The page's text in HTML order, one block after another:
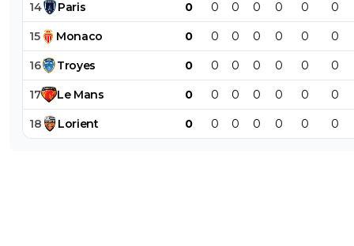
14 Paris 0 0 0 0 0 0 0
15 Monaco 0 0 0 0 0 0 0
16 Troyes 0 0 0 0 0 0 0
17 Le Mans 0 0 0 0 0 0 0
18 Lorient 0 0 0 0 0 0 0